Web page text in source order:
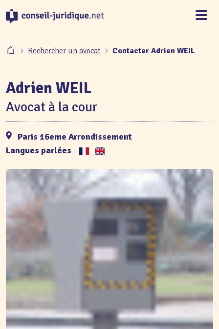
Rechercher un avocat Contacter Adrien WEIL
Adrien WEIL
Avocat à la cour
Paris 16eme Arrondissement
Langues parlées